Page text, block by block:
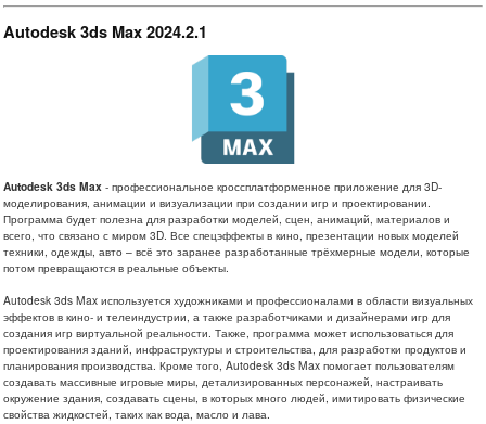
Autodesk 3ds Max 2024.2.1
Autodesk 3ds Max - профессиональное кроссплатформенное приложение для 3D-
моделирования, анимации и визуализации при создании игр и проектировании.
Программа будет полезна для разработки моделей, сцен, анимаций, материалов и
всего, что связано с миром 3D. Все спецэффекты в кино, презентации новых моделей
техники, одежды, авто – всё это заранее разработанные трёхмерные модели, которые
потом превращаются в реальные объекты.
Autodesk 3ds Max используется художниками и профессионалами в области визуальных
эффектов в кино- и телеиндустрии, а также разработчиками и дизайнерами игр для
создания игр виртуальной реальности. Также, программа может использоваться для
проектирования зданий, инфраструктуры и строительства, для разработки продуктов и
планирования производства. Кроме того, Autodesk 3ds Max помогает пользователям
создавать массивные игровые миры, детализированных персонажей, настраивать
окружение здания, создавать сцены, в которых много людей, имитировать физические
свойства жидкостей, таких как вода, масло и лава.